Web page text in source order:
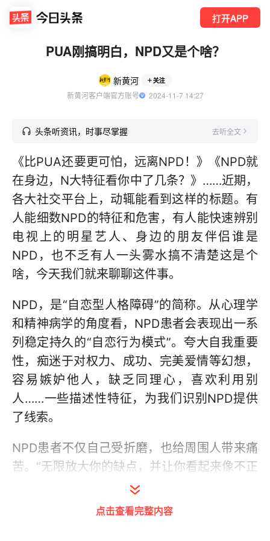
打开APP
PUA刚搞明白，NPD又是个啥？
新黄河 关注
新黄河客户端官方账号
  2024-11-7 14:27
头条听资讯，时事尽掌握 去听全文
《比PUA还要更可怕，远离NPD！》《NPD就
在身边，N大特征看你中了几条？》……近期，
各大社交平台上，动辄能看到这样的标题。有
人能细数NPD的特征和危害，有人能快速辨别
电视上的明星艺人、身边的朋友伴侣谁是
NPD，也不乏有人一头雾水搞不清楚这是个
啥，今天我们就来聊聊这件事。
NPD，是“自恋型人格障碍”的简称。从心理学
和精神病学的角度看，NPD患者会表现出一系
列稳定持久的“自恋行为模式”。夸大自我重要
性，痴迷于对权力、成功、完美爱情等幻想，
容易嫉妒他人，缺乏同理心，喜欢利用别
人……一些描述性特征，为我们识别NPD提供
了线索。
NPD患者不仅自己受折磨，也给周围人带来痛
苦。“无限放大你的缺点，并让你看起来像不正
常的那个”“激起你的极端情绪，然后反过来指
责你”“NPD患者倾向于维持着三角关系或多角
点击查看完整内容